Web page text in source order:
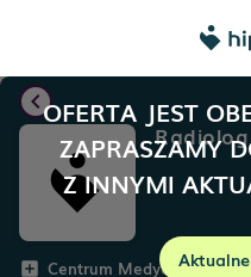
OFERTA JEST
ZAPRASZAMY
Z INNYMI
chevron_left
Radiolog
add_box Centrum Medycyny